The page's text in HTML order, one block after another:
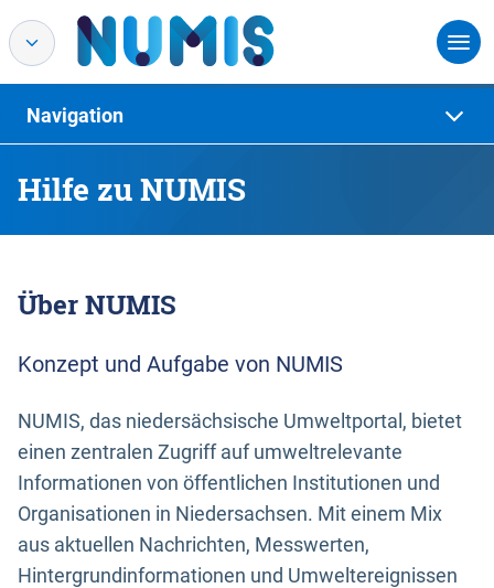
Hilfe zu NUMIS
Navigation
Über NUMIS
Konzept und Aufgabe von NUMIS
NUMIS, das niedersächsische Umweltportal, bietet
einen zentralen Zugriff auf umweltrelevante
Informationen von öffentlichen Institutionen und
Organisationen in Niedersachsen. Mit einem Mix
aus aktuellen Nachrichten, Messwerten,
Hintergrundinformationen und Umweltereignissen